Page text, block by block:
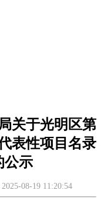
关于光明区第
表性项目名录
公示
08-19 11:20:54